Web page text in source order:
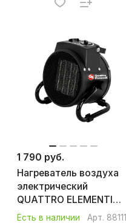
1 790 руб.
Нагреватель воздуха
электрический
QUATTRO ELEMENTI
QE-2000C
Есть в наличии Арт. 88111